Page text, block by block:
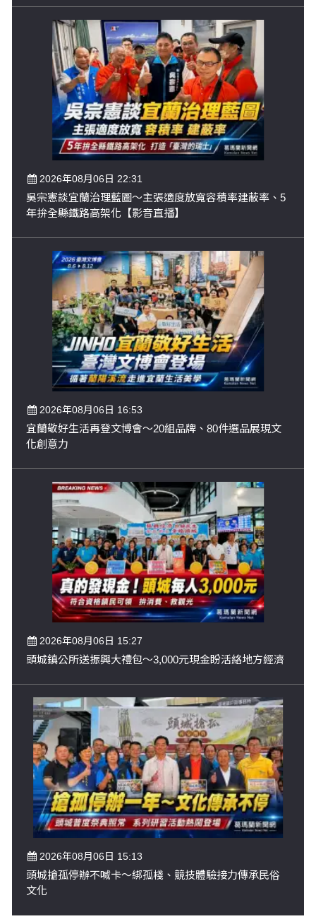
2026年08月06日 22:31
吳宗憲談宜蘭治理藍圖～主張適度放寬容積率建蔽率、5
年拚全縣鐵路高架化【影音直播】
2026年08月06日 16:53
宜蘭敬好生活再登文博會～20組品牌、80件選品展現文
化創意力
2026年08月06日 15:27
頭城鎮公所送振興大禮包～3,000元現金盼活絡地方經濟
2026年08月06日 15:13
頭城搶孤停辦不喊卡～綁孤棧、競技體驗接力傳承民俗
文化